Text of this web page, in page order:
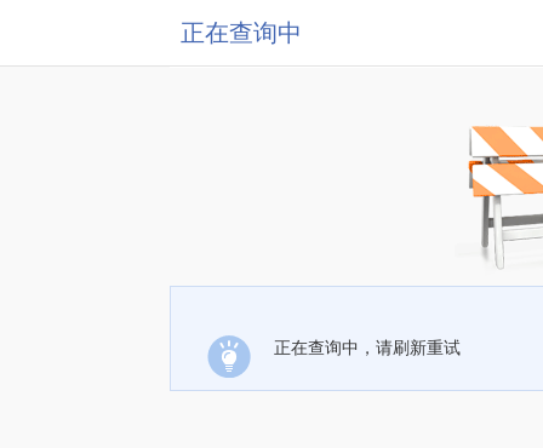
正在查询中
正在查询中，请刷新重试